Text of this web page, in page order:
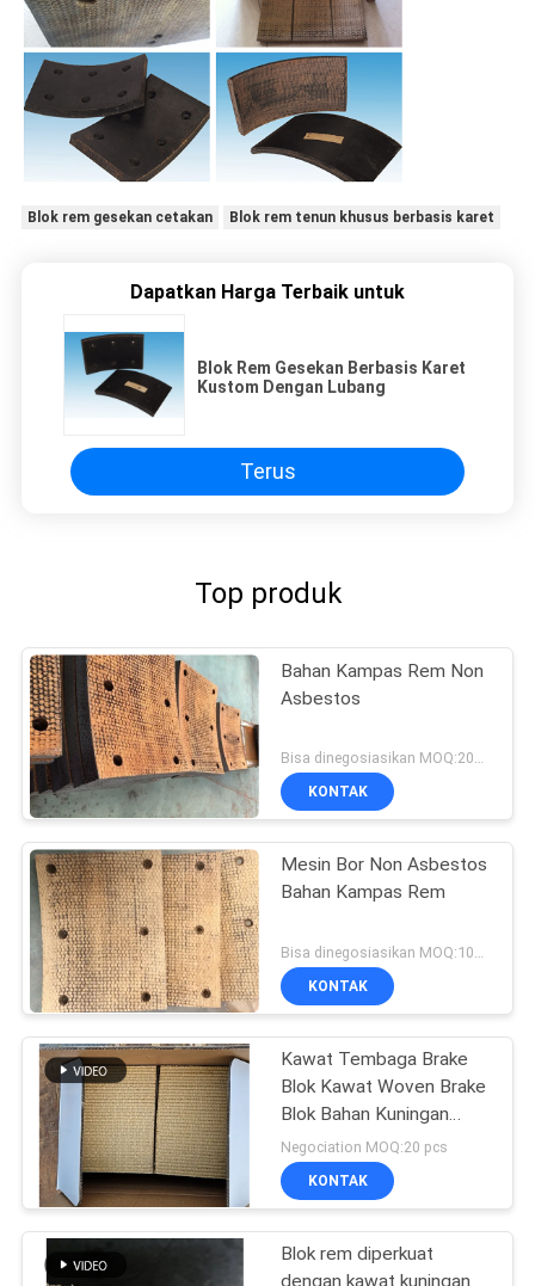
Blok rem gesekan cetakan Blok rem tenun khusus berbasis karet
Dapatkan Harga Terbaik untuk
Blok Rem Gesekan Berbasis Karet
Kustom Dengan Lubang
Terus
Top produk
Bahan Kampas Rem Non
Asbestos
Bisa dinegosiasikan MOQ:200 pcs
KONTAK
Mesin Bor Non Asbestos
Bahan Kampas Rem
Bisa dinegosiasikan MOQ:100 pcs
KONTAK
Kawat Tembaga Brake
Blok Kawat Woven Brake
Blok Bahan Kuningan
Kawat Diperkuat
Negociation MOQ:20 pcs
KONTAK
Blok rem diperkuat
dengan kawat kuningan